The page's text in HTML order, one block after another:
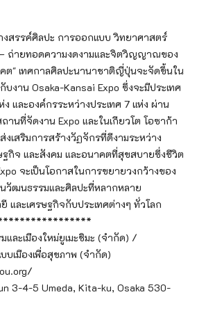
สรรค์ศิลปะ การออกแบบ วิทยาศาสตร์
– ถ่ายทอดความงดงามและจิตวิญญาณของ
ต" เทศกาลศิลปะนานาชาติญี่ปุ่นจะจัดขึ้นใน
บงาน Osaka-Kansai Expo ซึ่งจะมีประเทศ
ง และองค์กรระหว่างประเทศ 7 แห่ง ผ่าน
นที่จัดงาน Expo และในเกียวโต โอซาก้า
งเสริมการสร้างวัฏจักรที่ดีงามระหว่าง
กิจ และสังคม และอนาคตที่สุขสบายซึ่งชีวิต
จะเป็นโอกาสในการขยายวงกว้างของ
วัฒนธรรมและศิลปะที่หลากหลาย
และเศรษฐกิจกับประเทศต่างๆ ทั่วโลก
ละเมืองใหม่ยูเมะชิมะ (จำกัด) /
บเมืองเพื่อสุขภาพ (จำกัด)
3-4-5 Umeda, Kita-ku, Osaka 530-